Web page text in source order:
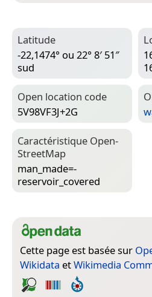
Latitude
-22,1474° ou 22° 8′ 51″
sud
Open location code
5V98VF3J+2G
Caractéristique Open­
Street­Map
man_made=­
reservoir_covered
Cette page est basée sur
Wikidata etWikimedia